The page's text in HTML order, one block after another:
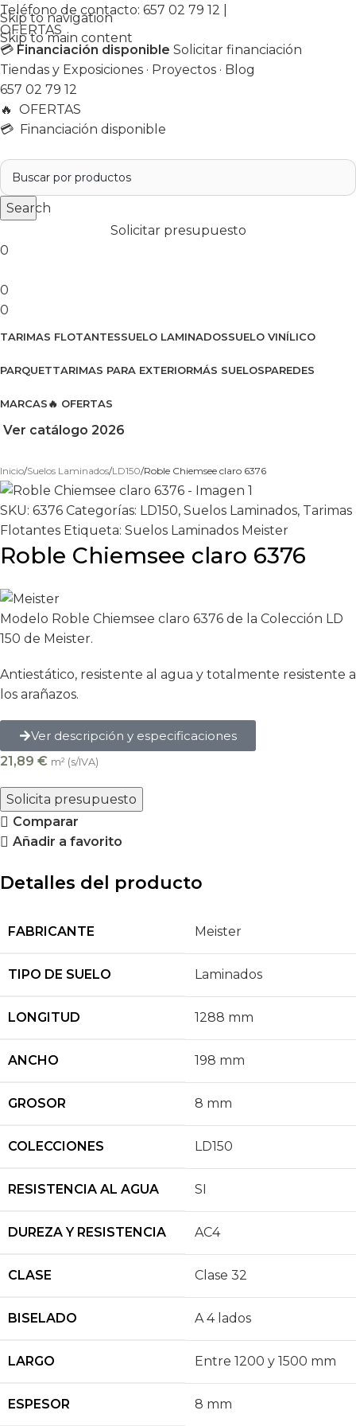
Skip to navigation
Skip to main content
Teléfono de contacto: 657 02 79 12
OFERTAS
💳 Financiación disponible Solicitar financiación
Tiendas y Exposiciones · Proyectos · Blog
657 02 79 12
🔥 OFERTAS
💳 Financiación disponible
Search
Solicitar presupuesto
0
0
0
TARIMAS FLOTANTESSUELO LAMINADOSSUELO VINÍLICO
PARQUETTARIMAS PARA EXTERIORMÁS SUELOSPAREDES
MARCAS🔥 OFERTAS
Ver catálogo 2026
Inicio Suelos Laminados LD150 Roble Chiemsee claro 6376
SKU: 6376 Categorías: LD150, Suelos Laminados, Tarimas
Flotantes Etiqueta: Suelos Laminados Meister
Roble Chiemsee claro 6376
Modelo Roble Chiemsee claro 6376 de la Colección LD
150 de Meister.
Antiestático, resistente al agua y totalmente resistente a
los arañazos.
Ver descripción y especificaciones
21,89 € m² (s/IVA)
Solicita presupuesto
Comparar
Añadir a favorito
Detalles del producto
FABRICANTE Meister
TIPO DE SUELO Laminados
LONGITUD 1288 mm
ANCHO 198 mm
GROSOR 8 mm
COLECCIONES LD150
RESISTENCIA AL AGUA SI
DUREZA Y RESISTENCIA AC4
CLASE Clase 32
BISELADO A 4 lados
LARGO Entre 1200 y 1500 mm
ESPESOR 8 mm